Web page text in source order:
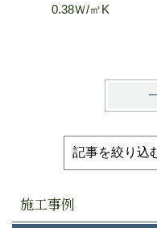
0.38Ｗ/㎡K
施工事例